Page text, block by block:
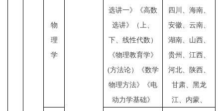
物
理
学
选讲一》《高数
选讲》（上、
下、线性代数）
《物理教育学》
(方法论）《数学
物理方法》《电
动力学基础》
四川、海南、
安徽、云南、
湖南、山西、
贵州、江西、
河北、陕西、
甘肃、黑龙
江、内蒙、